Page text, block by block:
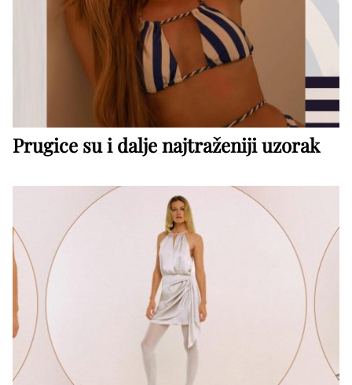
Prugice su i dalje najtraženiji uzorak